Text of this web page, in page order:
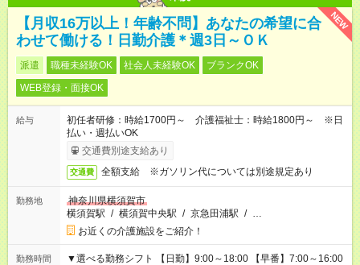
NEW
【月収16万以上！年齢不問】あなたの希望に合
わせて働ける！日勤介護＊週3日～ＯＫ
派遣 職種未経験OK 社会人未経験OK
ブランクOK
WEB登録・面接OK
給与
初任者研修：時給1700円～ 介護福祉士：時給1800円～ ※日
払い・週払いOK
交通費別途支給あり
交通費 全額支給 ※ガソリン代については別途規定あり
勤務地
神奈川県横須賀市
横須賀駅 / 横須賀中央駅 / 京急田浦駅 / …
お近くの介護施設をご紹介！
勤務時間
▼選べる勤務シフト 【日勤】9:00～18:00 【早番】7:00～16:00